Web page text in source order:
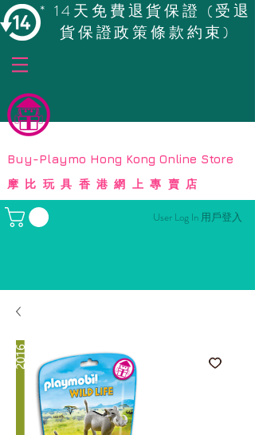
* 14天免費退貨保證 (受退
貨保證政策條款約束)
© Copyright
Buy-Playmo Hong Kong Online Store
摩比玩具香港網上專賣店
User Log In 用戶登入